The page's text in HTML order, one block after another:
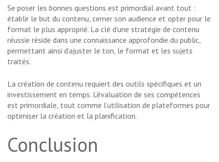
Se poser les bonnes questions est primordial avant tout :
établir le but du contenu, cerner son audience et opter pour le
format le plus approprié. La clé d’une stratégie de contenu
réussie réside dans une connaissance approfondie du public,
permettant ainsi d’ajuster le ton, le format et les sujets
traités.
La création de contenu requiert des outils spécifiques et un
investissement en temps. L’évaluation de ses compétences
est primordiale, tout comme l’utilisation de plateformes pour
optimiser la création et la planification.
Conclusion